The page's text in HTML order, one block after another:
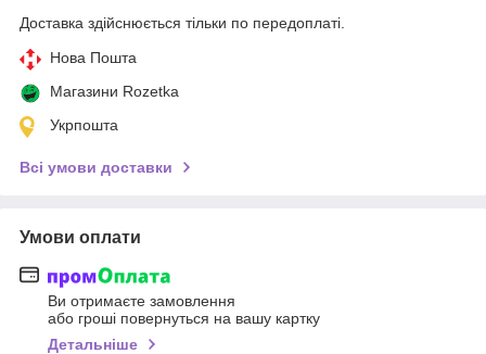
Доставка здійснюється тільки по передоплаті.
Нова Пошта
Магазини Rozetka
Укрпошта
Всі умови доставки
Умови оплати
Ви отримаєте замовлення
або гроші повернуться на вашу картку
Детальніше